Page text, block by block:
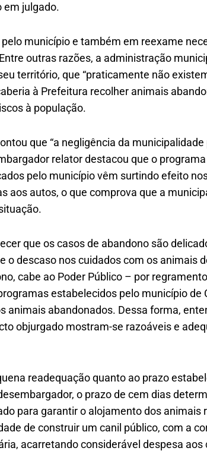
em julgado.
município e também em reexame
outras razões, a administração
território, que “praticamente não
à Prefeitura recolher animais
à população.
que “a negligência da
relator destacou que o
pelo município vêm surtindo efeito
aos autos, o que comprova que a
que os casos de abandono são
o descaso nos cuidados com os animais
cabe ao Poder Público – por
estabelecidos pelo município de
animais abandonados. Dessa forma,
objurgado mostram-se razoáveis e
readequação quanto ao prazo
o prazo de cem dias
para garantir o alojamento dos animais
de construir um canil público, com a
acarretando considerável despesa aos